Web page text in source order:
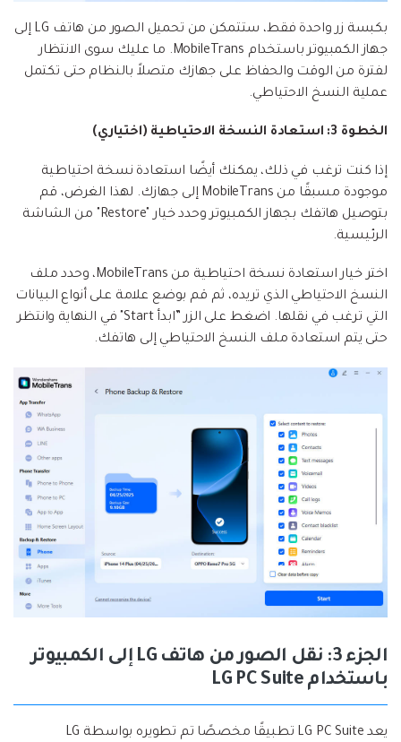
بكبسة زر واحدة فقط، ستتمكن من تحميل الصور من هاتف LG إلى
جهاز الكمبيوتر باستخدام MobileTrans. ما عليك سوى الانتظار
لفترة من الوقت والحفاظ على جهازك متصلاً بالنظام حتى تكتمل
عملية النسخ الاحتياطي.
الخطوة 3: استعادة النسخة الاحتياطية (اختياري)
إذا كنت ترغب في ذلك، يمكنك أيضًا استعادة نسخة احتياطية
موجودة مسبقًا من MobileTrans إلى جهازك. لهذا الغرض، قم
بتوصيل هاتفك بجهاز الكمبيوتر وحدد خيار "Restore" من الشاشة
الرئيسية.
اختر خيار استعادة نسخة احتياطية من MobileTrans، وحدد ملف
النسخ الاحتياطي الذي تريده، ثم قم بوضع علامة على أنواع البيانات
التي ترغب في نقلها. اضغط على الزر ”ابدأ Start" في النهاية وانتظر
حتى يتم استعادة ملف النسخ الاحتياطي إلى هاتفك.
الجزء 3: نقل الصور من هاتف LG إلى الكمبيوتر
باستخدام LG PC Suite
يعد LG PC Suite تطبيقًا مخصصًا تم تطويره بواسطة LG